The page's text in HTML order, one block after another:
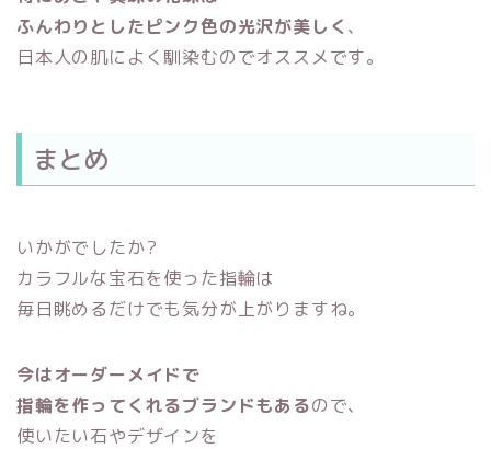
ふんわりとしたピンク色の光沢が美しく 、
日本人の肌によく馴染むのでオススメです。
まとめ
いかがでしたか?
カラフルな宝石を使った指輪は
毎日眺めるだけでも気分が上がりますね。
今はオーダーメイドで
指輪を作ってくれるブランドもあるので、
使いたい石やデザインを